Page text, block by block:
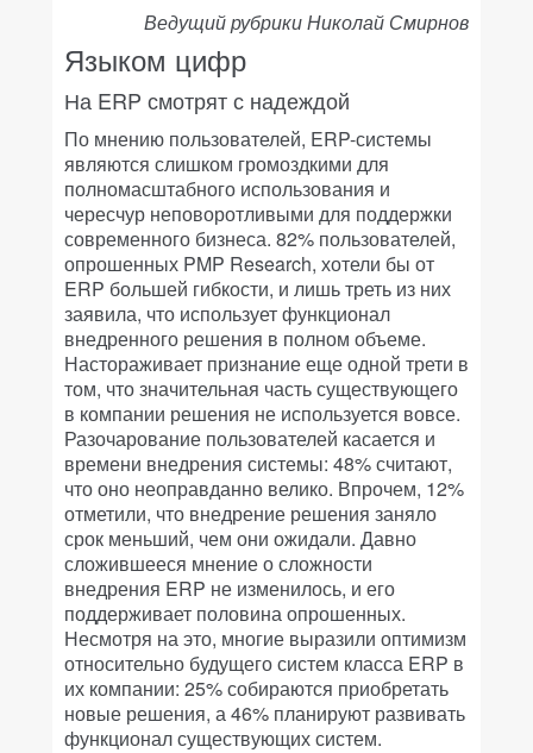
Ведущий рубрики Николай Смирнов
Языком цифр
На ERP смотрят с надеждой
По мнению пользователей, ERP-системы
являются слишком громоздкими для
полномасштабного использования и
чересчур неповоротливыми для поддержки
современного бизнеса. 82% пользователей,
опрошенных PMP Research, хотели бы от
ERP большей гибкости, и лишь треть из них
заявила, что использует функционал
внедренного решения в полном объеме.
Настораживает признание еще одной трети в
том, что значительная часть существующего
в компании решения не используется вовсе.
Разочарование пользователей касается и
времени внедрения системы: 48% считают,
что оно неоправданно велико. Впрочем, 12%
отметили, что внедрение решения заняло
срок меньший, чем они ожидали. Давно
сложившееся мнение о сложности
внедрения ERP не изменилось, и его
поддерживает половина опрошенных.
Несмотря на это, многие выразили оптимизм
относительно будущего систем класса ERP в
их компании: 25% собираются приобретать
новые решения, а 46% планируют развивать
функционал существующих систем.